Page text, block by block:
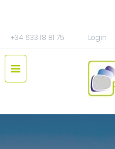
+34 633 18 81 75 Login